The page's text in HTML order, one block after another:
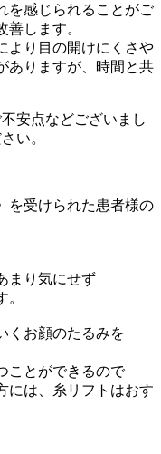
を感じられることがご
善します。
より目の開けにくさや
ありますが、時間と共
安点などございまし
い。
を受けられた患者様の
まり気にせず
くお顔のたるみを
ことができるので
には、糸リフトはおす